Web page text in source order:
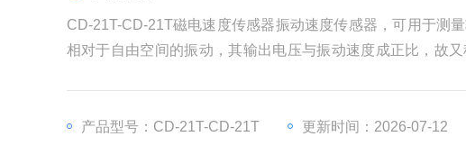
CD-21T-CD-21T磁电速度传感器振动速度传感器，可用于测
相对于自由空间的振动，其输出电压与振动速度成正比，故
产品型号：CD-21T-CD-21T
更新时间：2026-07-12